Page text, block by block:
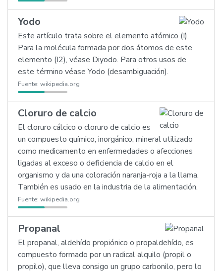
Yodo
Este artículo trata sobre el elemento atómico (I).
Para la molécula formada por dos átomos de este
elemento (I2), véase Diyodo. Para otros usos de
este término véase Yodo (desambiguación).
Fuente: wikipedia.org
Cloruro de calcio
El cloruro cálcico o cloruro de calcio es
un compuesto químico, inorgánico, mineral utilizado
como medicamento en enfermedades o afecciones
ligadas al exceso o deficiencia de calcio en el
organismo y da una coloración naranja-roja a la llama.
También es usado en la industria de la alimentación.
Fuente: wikipedia.org
Propanal
El propanal, aldehído propiónico o propaldehído, es
compuesto formado por un radical alquilo (propil o
propilo), que lleva consigo un grupo carbonilo, pero lo